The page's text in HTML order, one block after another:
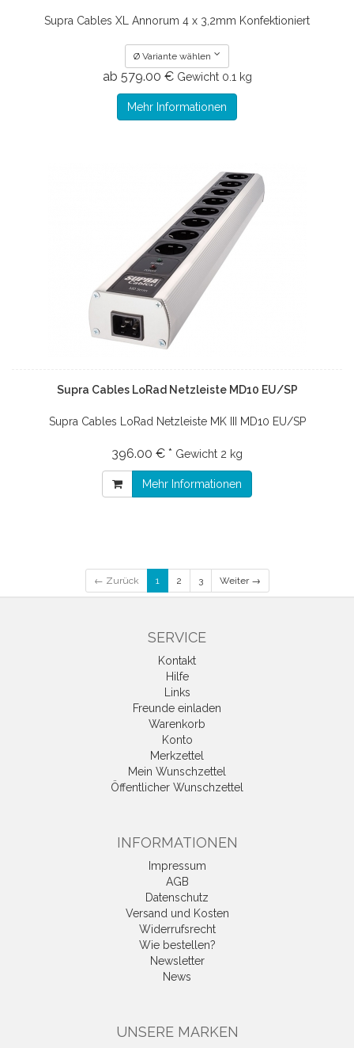
Supra Cables XL Annorum 4 x 3,2mm Konfektioniert
Ø Variante wählen
ab 579.00 € Gewicht 0.1 kg
Mehr Informationen
Supra Cables LoRad Netzleiste MD10 EU/SP
Supra Cables LoRad Netzleiste MK III MD10 EU/SP
396.00 € * Gewicht 2 kg
Mehr Informationen
← Zurück 1 2 3 Weiter →
SERVICE
Kontakt
Hilfe
Links
Freunde einladen
Warenkorb
Konto
Merkzettel
Mein Wunschzettel
Öffentlicher Wunschzettel
INFORMATIONEN
Impressum
AGB
Datenschutz
Versand und Kosten
Widerrufsrecht
Wie bestellen?
Newsletter
News
UNSERE MARKEN